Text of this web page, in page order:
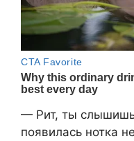
— Рит, ты
появилась нотка